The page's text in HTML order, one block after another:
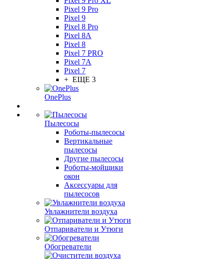
Pixel 9 Pro
Pixel 9
Pixel 8 Pro
Pixel 8A
Pixel 8
Pixel 7 PRO
Pixel 7A
Pixel 7
+ ЕЩЕ 3
OnePlus
Пылесосы
Роботы-пылесосы
Вертикальные
пылесосы
Другие пылесосы
Роботы-мойщики
окон
Аксессуары для
пылесосов
Увлажнители воздуха
Отпариватели и Утюги
Обогреватели